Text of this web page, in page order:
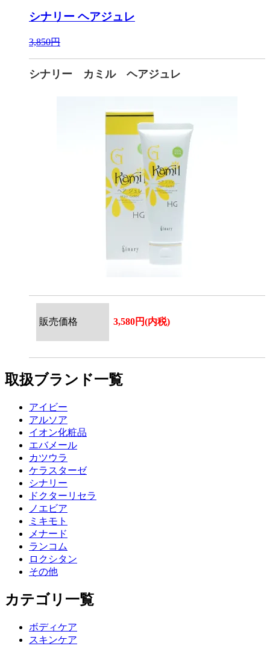
シナリー ヘアジュレ
3,850円
シナリー カミル ヘアジュレ
販売価格 3,580円(内税)
取扱ブランド一覧
アイビー
アルソア
イオン化粧品
エバメール
カツウラ
ケラスターゼ
シナリー
ドクターリセラ
ノエビア
ミキモト
メナード
ランコム
ロクシタン
その他
カテゴリ一覧
ボディケア
スキンケア